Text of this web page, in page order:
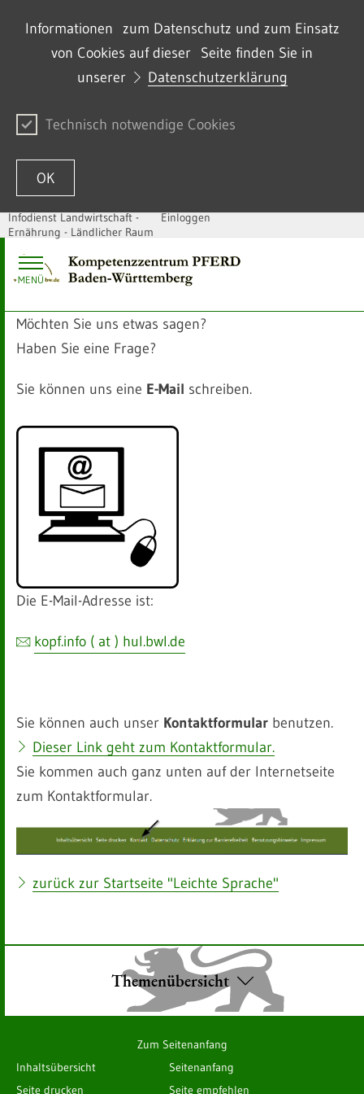
Informationen zum Datenschutz und zum Einsatz
von Cookies auf dieser Seite finden Sie in
unserer
Datenschutzerklärung
Technisch notwendige Cookies
OK
Zum Inhalt springen
Infodienst Landwirtschaft -
Ernährung - Ländlicher Raum
Einloggen
MENÜ
Möchten Sie uns etwas sagen?
Haben Sie eine Frage?
Sie können uns eine E-Mail schreiben.
Die E-Mail-Adresse ist:
kopf.info ( at ) hul.bwl.de
Sie können auch unser Kontaktformular benutzen.
Dieser Link geht zum Kontaktformular.
Sie kommen auch ganz unten auf der Internetseite
zum Kontaktformular.
zurück zur Startseite "Leichte Sprache"
Themenübersicht
Zum Seitenanfang
Inhaltsübersicht
Seitenanfang
Seite drucken
Seite empfehlen